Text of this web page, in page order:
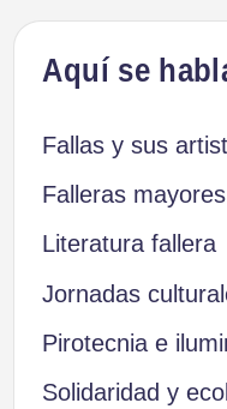
de
entradas
Aquí se
Fallas y sus
Falleras
Literatura fallera
Jornadas
Pirotecnia e
Solidaridad y